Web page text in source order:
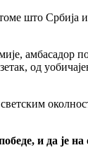
што Србија
од
и да